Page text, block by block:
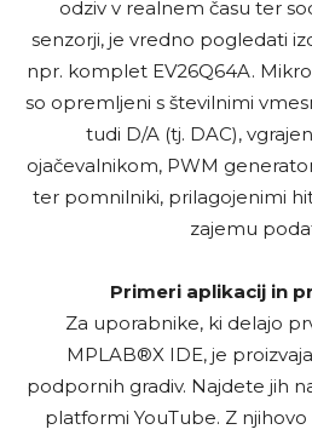
odziv v realnem času ter
senzorji, je vredno pogledati
npr. komplet EV26Q64A.
so opremljeni s številnimi
tudi D/A (tj. DAC),
ojačevalnikom, PWM
ter pomnilniki, prilagojenimi
zajemu
Primeri aplikacij in
Za uporabnike, ki delajo
MPLAB®X IDE, je
podpornih gradiv. Najdete jih
platformi YouTube. Z